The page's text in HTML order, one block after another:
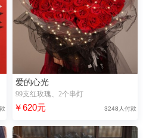
爱的心光
99支红玫瑰、2个串灯
￥620元 3248人付款